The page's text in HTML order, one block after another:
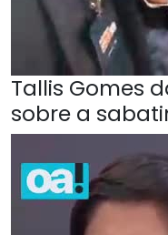
Tallis Gomes
sobre a